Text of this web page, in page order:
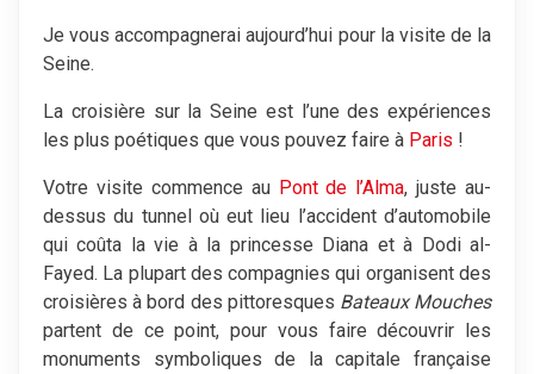
Je vous accompagnerai aujourd’hui pour la visite de la
Seine.
La croisière sur la Seine est l’une des expériences
les plus poétiques que vous pouvez faire à Paris !
Votre visite commence au Pont de l’Alma, juste au-
dessus du tunnel où eut lieu l’accident d’automobile
qui coûta la vie à la princesse Diana et à Dodi al-
Fayed. La plupart des compagnies qui organisent des
croisières à bord des pittoresques Bateaux Mouches
partent de ce point, pour vous faire découvrir les
monuments symboliques de la capitale française